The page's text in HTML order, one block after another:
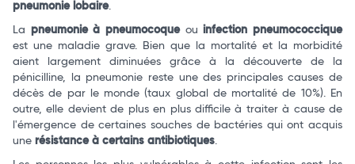
pneumonie lobaire.
La pneumonie à pneumocoqueou infection pneumococcique
est une maladie grave. Bien que la mortalité et la morbidité
aient largement diminuées grâce à la découverte de la
pénicilline, la pneumonie reste une des principales causes de
décès de par le monde (taux global de mortalité de 10%). En
outre, elle devient de plus en plus difficile à traiter à cause de
l'émergence de certaines souches de bactéries qui ont acquis
une résistance à certains antibiotiques.